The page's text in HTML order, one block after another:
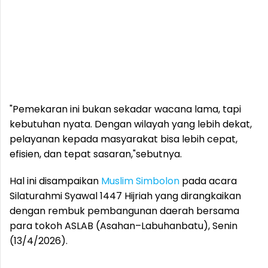
"Pemekaran ini bukan sekadar wacana lama, tapi
kebutuhan nyata. Dengan wilayah yang lebih dekat,
pelayanan kepada masyarakat bisa lebih cepat,
efisien, dan tepat sasaran,"sebutnya.
Hal ini disampaikan Muslim Simbolon pada acara
Silaturahmi Syawal 1447 Hijriah yang dirangkaikan
dengan rembuk pembangunan daerah bersama
para tokoh ASLAB (Asahan–Labuhanbatu), Senin
(13/4/2026).